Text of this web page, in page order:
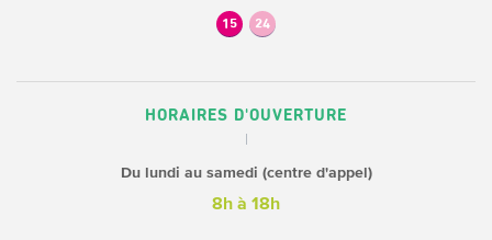
15 24
HORAIRES D'OUVERTURE
Du lundi au samedi (centre d'appel)
8h à 18h